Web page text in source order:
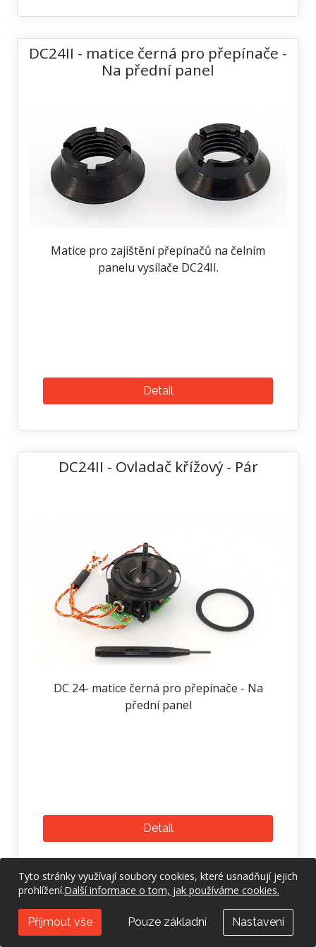
DC24II - matice černá pro přepínače -
Na přední panel
Matice pro zajištění přepínačů na čelním
panelu vysílače DC24II.
Detail
DC24II - Ovladač křížový - Pár
DC 24- matice černá pro přepínače - Na
přední panel
Detail
DCII - hliníkový kufr stříbrný
Tyto stránky využívají soubory cookies, které usnadňují jejich
prohlížení.Další informace o tom, jak používáme cookies.
Příjmout vše Pouze základní Nastavení